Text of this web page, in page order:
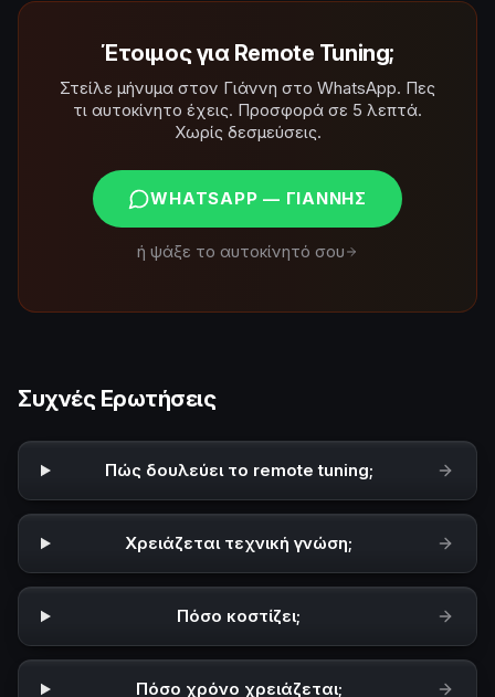
Έτοιμος για Remote Tuning;
Στείλε μήνυμα στον Γιάννη στο WhatsApp. Πες
τι αυτοκίνητο έχεις. Προσφορά σε 5 λεπτά.
Χωρίς δεσμεύσεις.
WHATSAPP — ΓΙΆΝΝΗΣ
ή ψάξε το αυτοκίνητό σου
Συχνές Ερωτήσεις
Πώς δουλεύει το remote tuning;
Χρειάζεται τεχνική γνώση;
Πόσο κοστίζει;
Πόσο χρόνο χρειάζεται;